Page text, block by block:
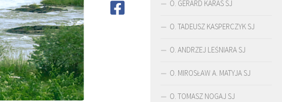
O. GERARD KARAS SJ
O. TADEUSZ KASPERCZYK SJ
O. ANDRZEJ LEŚNIARA SJ
O. MIROSŁAW A. MATYJA SJ
O. TOMASZ NOGAJ SJ